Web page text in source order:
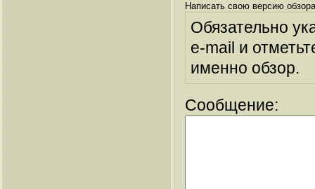
Написать свою версию
Обязательно
e-mail и
именно обзор.
Сообщение: